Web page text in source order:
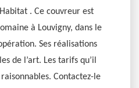
. Ce couvreur est
à Louvigny, dans le
Ses réalisations
de l’art. Les tarifs qu’il
Contactez-le